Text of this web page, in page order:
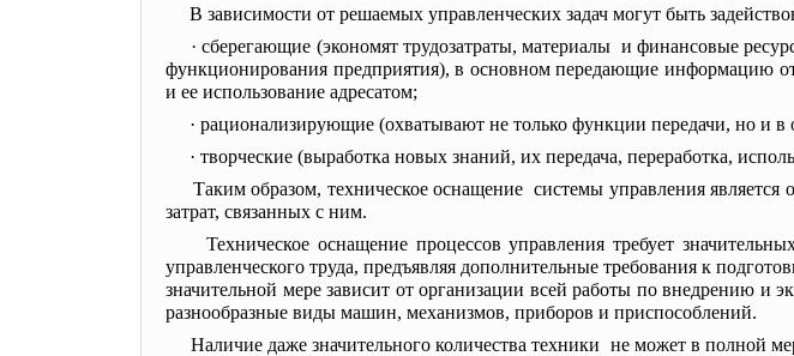
В зависимости от решаемых управленческих задач могут быть
· сберегающие (экономят трудозатраты, материалы и финансовые
функционирования предприятия), в основном передающие информацию от
и ее использование адресатом;
· рационализирующие (охватывают не только функции передачи, но и
· творческие (выработка новых знаний, их передача, переработка,
Таким образом, техническое оснащение системы управления
затрат, связанных с ним.
Техническое оснащение процессов управления требует
управленческого труда, предъявляя дополнительные требования к
значительной мере зависит от организации всей работы по внедрению и
разнообразные виды машин, механизмов, приборов и приспособлений.
Наличие даже значительного количества техники не может в полной